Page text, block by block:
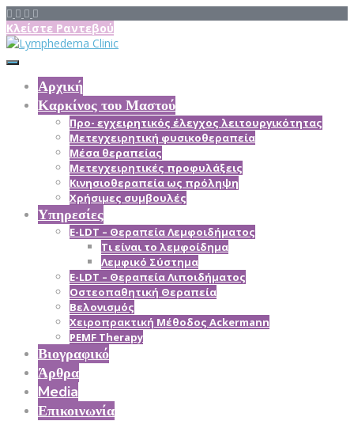
Κλείστε Ραντεβού
Αρχική
Καρκίνος του Μαστού
Προ- εγχειρητικός έλεγχος λειτουργικότητας
Μετεγχειρητική φυσικοθεραπεία
Μέσα θεραπείας
Mετεγχειρητικές προφυλάξεις
Κινησιοθεραπεία ως πρόληψη
Χρήσιμες συμβουλές
Υπηρεσίες
E-LDT – Θεραπεία Λεμφοιδήματος
Τι είναι το λεμφοίδημα
Λεμφικό Σύστημα
E-LDT – Θεραπεία Λιποιδήματος
Οστεοπαθητική Θεραπεία
Βελονισμός
Χειροπρακτική Μέθοδος Ackermann
PEMF Therapy
Βιογραφικό
Άρθρα
Media
Επικοινωνία